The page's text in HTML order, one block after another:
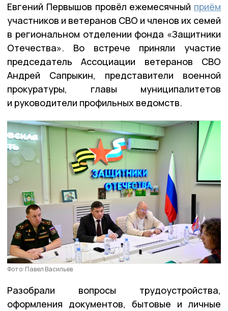
Евгений Первышов провёл ежемесячный приём
участников и ветеранов СВО и членов их семей
в региональном отделении фонда «Защитники
Отечества». Во встрече приняли участие
председатель Ассоциации ветеранов СВО
Андрей Сапрыкин, представители военной
прокуратуры, главы муниципалитетов
и руководители профильных ведомств.
Фото: Павел Васильев
Разобрали вопросы трудоустройства,
оформления документов, бытовые и личные